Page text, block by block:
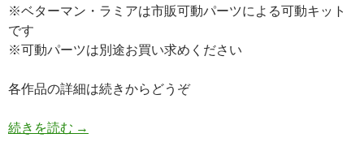
※ベターマン・ラミアは市販可動パーツによる可動キット
です
※可動パーツは別途お買い求めください
各作品の詳細は続きからどうぞ
続きを読む WF2022夏情報！！
→